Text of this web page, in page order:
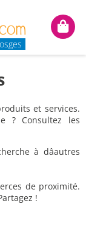
Mon
et services.
? Consultez les
à dâautres
de proximité.
!